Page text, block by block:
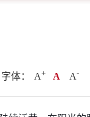
字体： A+ A A-